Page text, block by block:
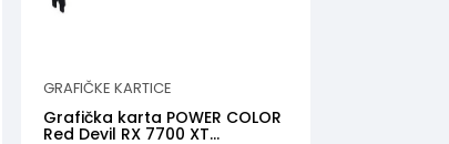
GRAFIČKE KARTICE
Grafička karta POWER COLOR
Red Devil RX 7700 XT